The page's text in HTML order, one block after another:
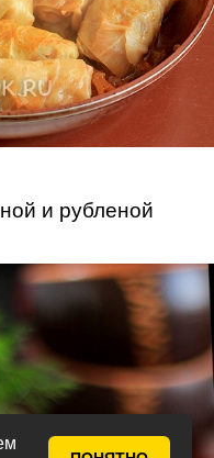
и рубленой